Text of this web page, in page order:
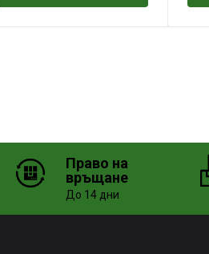
Право на
връщане
До 14 дни